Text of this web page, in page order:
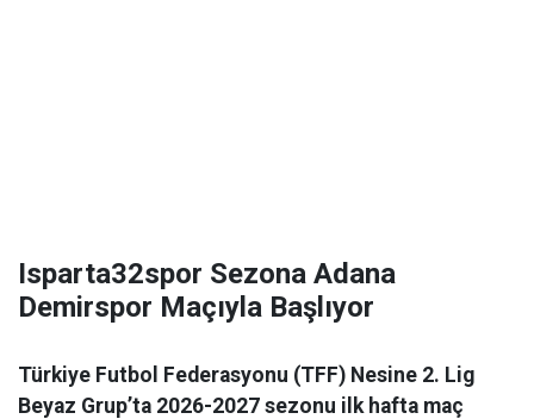
Isparta32spor Sezona Adana
Demirspor Maçıyla Başlıyor
Türkiye Futbol Federasyonu (TFF) Nesine 2. Lig
Beyaz Grup’ta 2026-2027 sezonu ilk hafta maç